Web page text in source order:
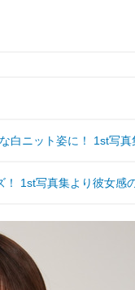
白ニット姿に！ 1st写
1st写真集より彼女感